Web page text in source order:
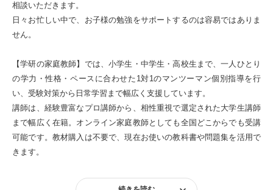
相談いただきます。
日々お忙しい中で、お子様の勉強をサポートするのは容易ではありま
せん。
【学研の家庭教師】では、小学生・中学生・高校生まで、一人ひとり
の学力・性格・ペースに合わせた1対1のマンツーマン個別指導を行
い、受験対策から日常学習まで幅広く支援しています。
講師は、経験豊富なプロ講師から、相性重視で選定された大学生講師
まで幅広く在籍。オンライン家庭教師としても全国どこからでも受講
可能です。教材購入は不要で、現在お使いの教科書や問題集を活用で
きます。